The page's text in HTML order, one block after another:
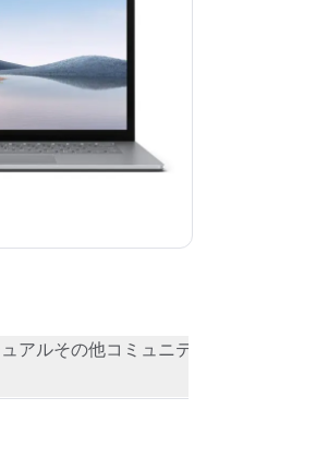
アルその他コミュニティの評価